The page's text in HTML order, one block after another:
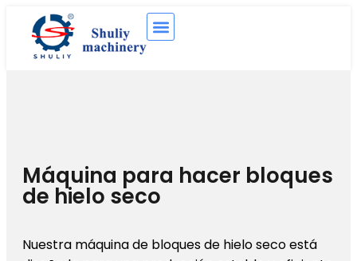
Máquina para hacer bloques
de hielo seco
Nuestra máquina de bloques de hielo seco está